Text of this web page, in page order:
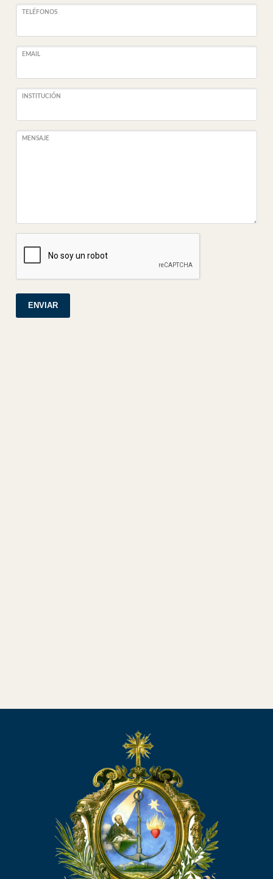
TELÉFONOS
EMAIL
INSTITUCIÓN
MENSAJE
ENVIAR